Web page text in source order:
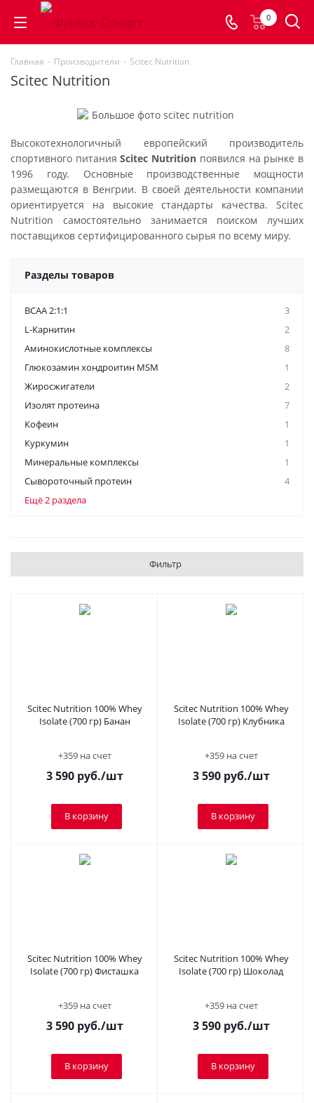
0
Главная - Производители - Scitec Nutrition
Scitec Nutrition
Высокотехнологичный европейский производитель
спортивного питанияScitec Nutrition появился на рынке в
1996 году. Основные производственные мощности
размещаются в Венгрии. В своей деятельности компании
ориентируется на высокие стандарты качества. Scitec
Nutrition самостоятельно занимается поиском лучших
поставщиков сертифицированного сырья по всему миру.
Разделы товаров
BCAA 2:1:1
3
L-Карнитин
2
Аминокислотные комплексы
8
Глюкозамин хондроитин MSM
1
Жиросжигатели
2
Изолят протеина
7
Кофеин
1
Куркумин
1
Минеральные комплексы
1
Сывороточный протеин
4
Ещё 2 раздела
Фильтр
Scitec Nutrition 100% Whey
Isolate (700 гр) Банан
+359 на счет
3 590руб./шт
В корзину
Scitec Nutrition 100% Whey
Isolate (700 гр) Клубника
+359 на счет
3 590руб./шт
В корзину
Scitec Nutrition 100% Whey
Isolate (700 гр) Фисташка
+359 на счет
3 590руб./шт
В корзину
Scitec Nutrition 100% Whey
Isolate (700 гр) Шоколад
+359 на счет
3 590руб./шт
В корзину